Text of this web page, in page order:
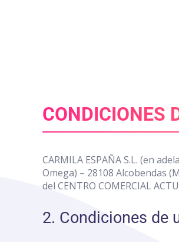
accesibilidad.CONDICIONES
CARMILA ESPAÑA S.L. (en
Omega) – 28108 Alcobendas
del CENTRO COMERCIAL
2. Condiciones de